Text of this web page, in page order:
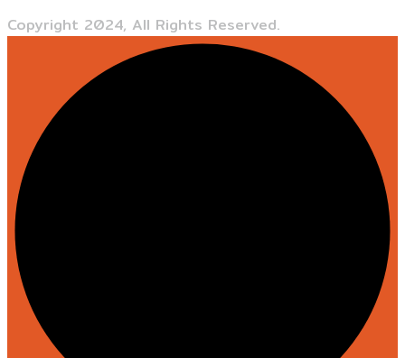
Copyright 2024, All Rights Reserved.